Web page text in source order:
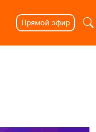
Прямой эфир